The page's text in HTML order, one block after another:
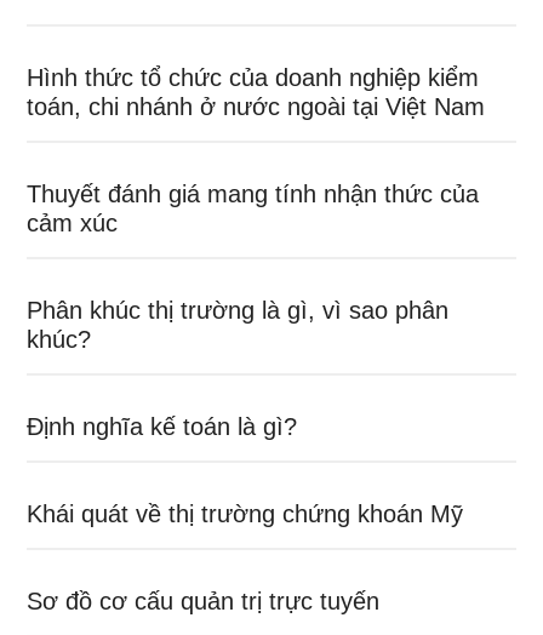
Hình thức tổ chức của doanh nghiệp kiểm
toán, chi nhánh ở nước ngoài tại Việt Nam
Thuyết đánh giá mang tính nhận thức của
cảm xúc
Phân khúc thị trường là gì, vì sao phân
khúc?
Định nghĩa kế toán là gì?
Khái quát về thị trường chứng khoán Mỹ
Sơ đồ cơ cấu quản trị trực tuyến